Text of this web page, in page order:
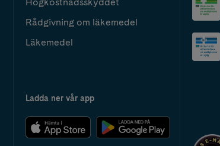
Rådgivning om läkemedel
Läkemedel
Ladda ner vår app